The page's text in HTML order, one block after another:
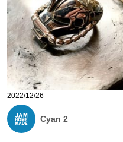
2022/12/26
Cyan 2